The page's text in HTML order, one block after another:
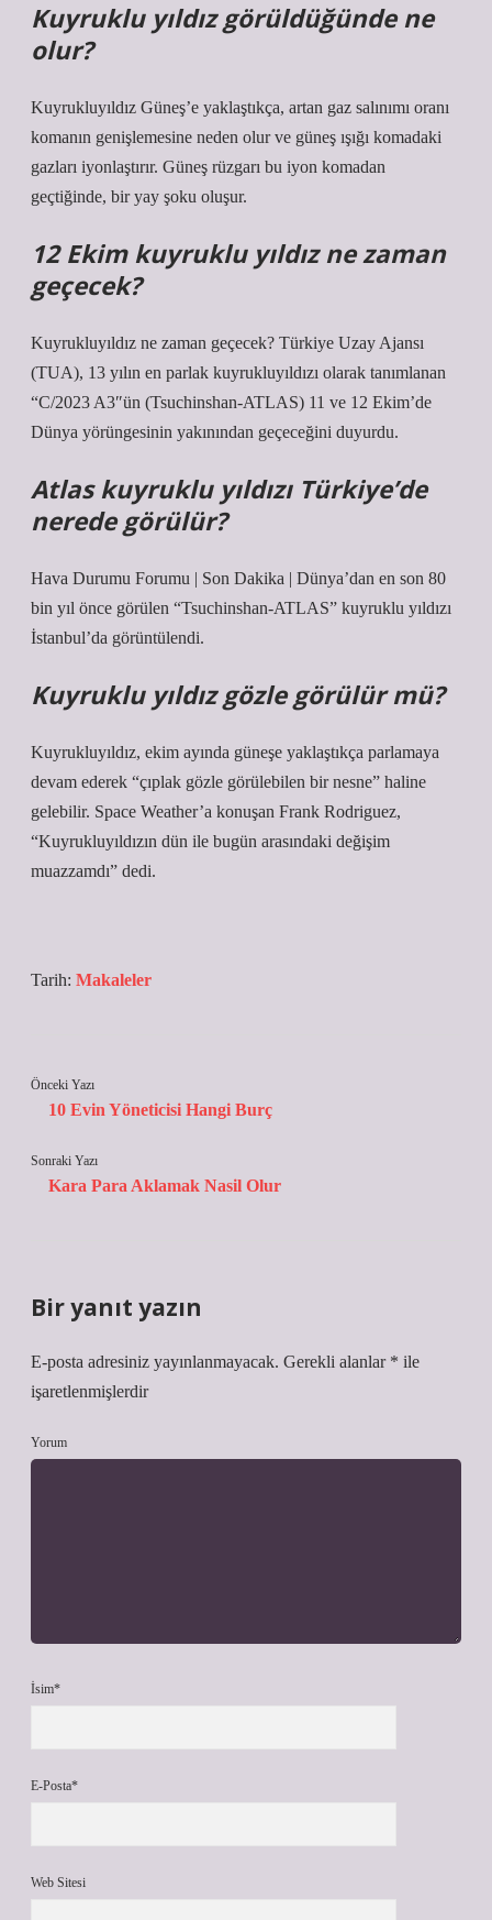
Kuyruklu yıldız görüldüğünde ne
olur?
Kuyrukluyıldız Güneş’e yaklaştıkça, artan gaz salınımı oranı
komanın genişlemesine neden olur ve güneş ışığı komadaki
gazları iyonlaştırır. Güneş rüzgarı bu iyon komadan
geçtiğinde, bir yay şoku oluşur.
12 Ekim kuyruklu yıldız ne zaman
geçecek?
Kuyrukluyıldız ne zaman geçecek? Türkiye Uzay Ajansı
(TUA), 13 yılın en parlak kuyrukluyıldızı olarak tanımlanan
“C/2023 A3″ün (Tsuchinshan-ATLAS) 11 ve 12 Ekim’de
Dünya yörüngesinin yakınından geçeceğini duyurdu.
Atlas kuyruklu yıldızı Türkiye’de
nerede görülür?
Hava Durumu Forumu | Son Dakika | Dünya’dan en son 80
bin yıl önce görülen “Tsuchinshan-ATLAS” kuyruklu yıldızı
İstanbul’da görüntülendi.
Kuyruklu yıldız gözle görülür mü?
Kuyrukluyıldız, ekim ayında güneşe yaklaştıkça parlamaya
devam ederek “çıplak gözle görülebilen bir nesne” haline
gelebilir. Space Weather’a konuşan Frank Rodriguez,
“Kuyrukluyıldızın dün ile bugün arasındaki değişim
muazzamdı” dedi.
Tarih: Makaleler
Önceki Yazı
10 Evin Yöneticisi Hangi Burç
Sonraki Yazı
Kara Para Aklamak Nasil Olur
Bir yanıt yazın
E-posta adresiniz yayınlanmayacak. Gerekli alanlar * ile
işaretlenmişlerdir
Yorum
İsim*
E-Posta*
Web Sitesi